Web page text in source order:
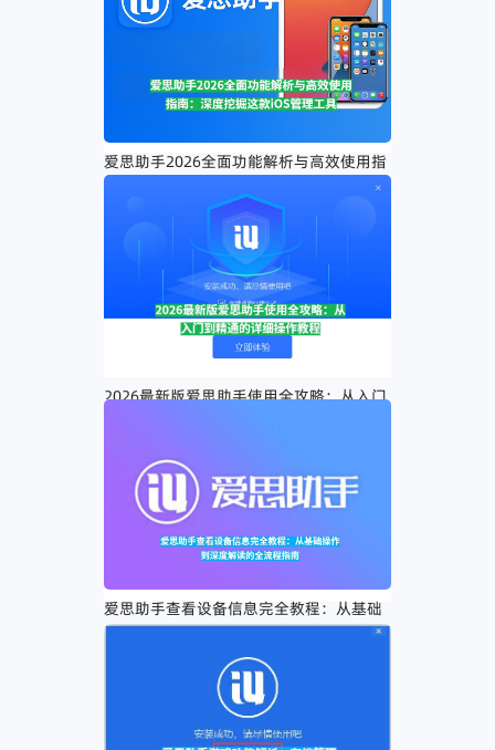
爱思助手2026全面功能解析与高效使用指
2026最新版爱思助手使用全攻略：从入门
爱思助手查看设备信息完全教程：从基础
操作到深度解读的全流程指南